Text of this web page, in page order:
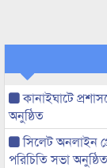
কানাইঘাটে
অনুষ্ঠিত
সিলেট অনলাইন
পরিচিতি সভা অনুষ্ঠিত